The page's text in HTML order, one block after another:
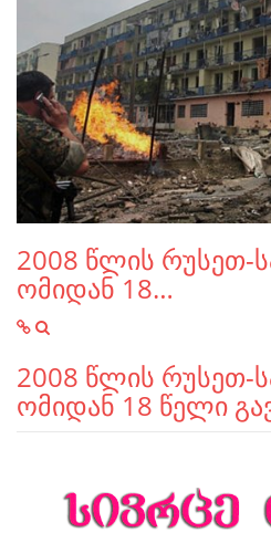
2008 წლის რუსეთ-
ომიდან 18…
2008 წლის რუსეთ-
ომიდან 18 წელი